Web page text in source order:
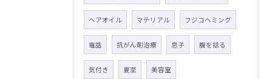
ヘアオイル マテリアル フジコヘミング
電話 抗がん剤治療 息子 腹を括る
気付き 夏至 美容室